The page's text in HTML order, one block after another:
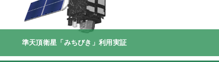
準天頂衛星「みちびき」利用実証